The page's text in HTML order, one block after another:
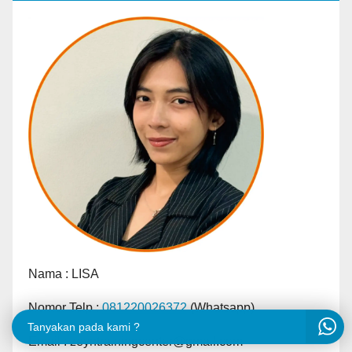
Nama : LISA
Nomor Telp :081220026372(Whatsapp)
Email : zeyntrainingcenter@gmail.com
Tanyakan pada kami ?